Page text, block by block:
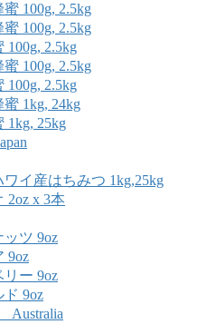
100g, 2.5kg
100g, 2.5kg
100g, 2.5kg
100g, 2.5kg
100g, 2.5kg
1kg, 24kg
1kg, 25kg
ワイ産はちみつ 1kg,25kg
2oz x 3本
ツ 9oz
9oz
ー 9oz
9oz
Australia